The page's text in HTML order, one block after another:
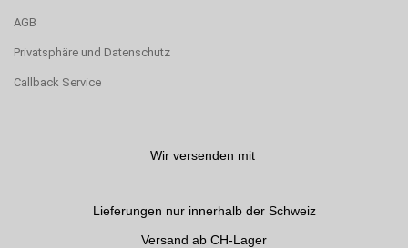
AGB
Privatsphäre und Datenschutz
Callback Service
Wir versenden mit
Lieferungen nur innerhalb der Schweiz
Versand ab CH-Lager